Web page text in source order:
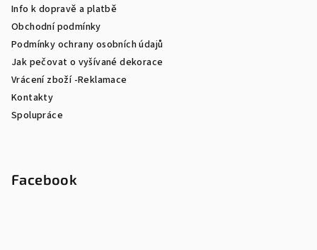
Info k dopravě a platbě
Obchodní podmínky
Podmínky ochrany osobních údajů
Jak pečovat o vyšívané dekorace
Vrácení zboží -Reklamace
Kontakty
Spolupráce
Facebook